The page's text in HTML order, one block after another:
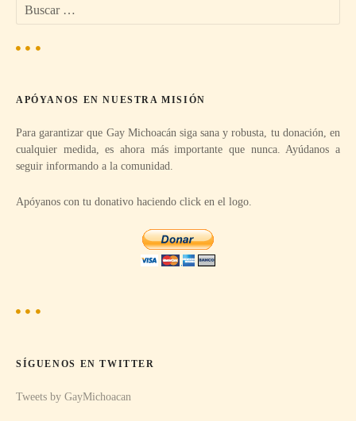
g
a
ó
n
d
n
r
a
c
:APÓYANOS EN NUESTRA MISIÓN
Para garantizar que Gay Michoacán siga sana y robusta, tu donación, en
cualquier medida, es ahora más importante que nunca. Ayúdanos a
seguir informando a la comunidad.
Apóyanos con tu donativo haciendo click en el logo.
SÍGUENOS EN TWITTER
Tweets by GayMichoacan